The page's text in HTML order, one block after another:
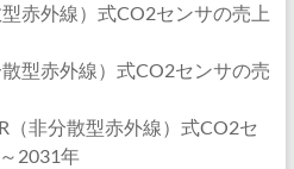
赤外線）式CO2センサの売上
型赤外線）式CO2センサの売
（非分散型赤外線）式CO2セ
2031年